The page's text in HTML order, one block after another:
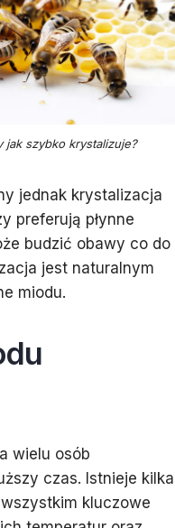
jak szybko krystalizuje?
jednak krystalizacja
preferują płynne
budzić obawy co do
jest naturalnym
miodu.
wielu osób
czas. Istnieje kilka
kluczowe